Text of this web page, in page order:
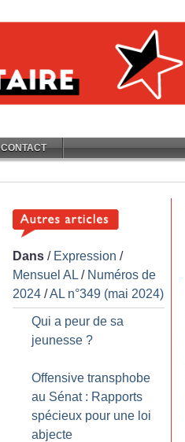
CONTACT
Dans / Expression /
Mensuel AL / Numéros de
2024 /AL n°349 (mai 2024)
Qui a peur de sa
jeunesse ?
Offensive transphobe
au Sénat : Rapports
spécieux pour une loi
abjecte